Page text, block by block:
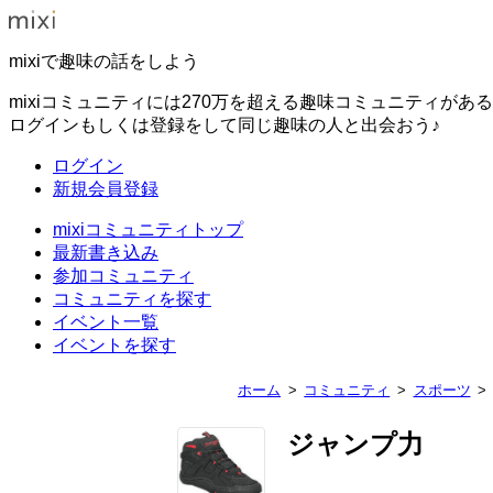
mixiで趣味の話をしよう
mixiコミュニティには270万を超える趣味コミュニティがある
ログインもしくは登録をして同じ趣味の人と出会おう♪
ログイン
新規会員登録
mixiコミュニティトップ
最新書き込み
参加コミュニティ
コミュニティを探す
イベント一覧
イベントを探す
ホーム コミュニティ スポーツ
ジャンプ力